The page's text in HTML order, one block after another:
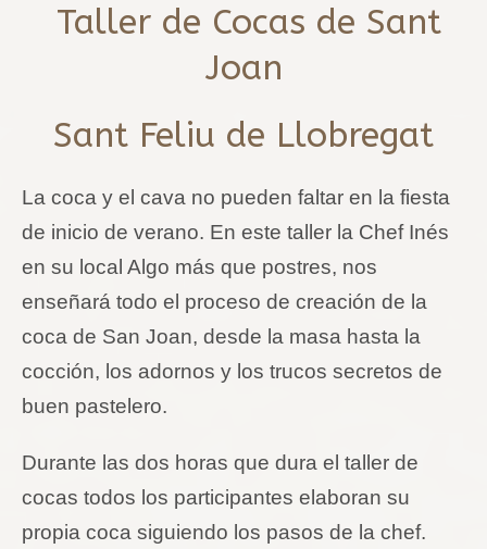
Taller de Cocas de Sant
Joan
Sant Feliu de Llobregat
La coca y el cava no pueden faltar en la fiesta
de inicio de verano. En este taller la Chef Inés
en su local Algo más que postres, nos
enseñará todo el proceso de creación de la
coca de San Joan, desde la masa hasta la
cocción, los adornos y los trucos secretos de
buen pastelero.
Durante las dos horas que dura el taller de
cocas todos los participantes elaboran su
propia coca siguiendo los pasos de la chef.